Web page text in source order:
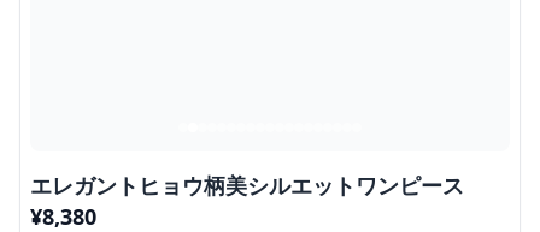
エレガントヒョウ柄美シルエットワンピース
¥8,380